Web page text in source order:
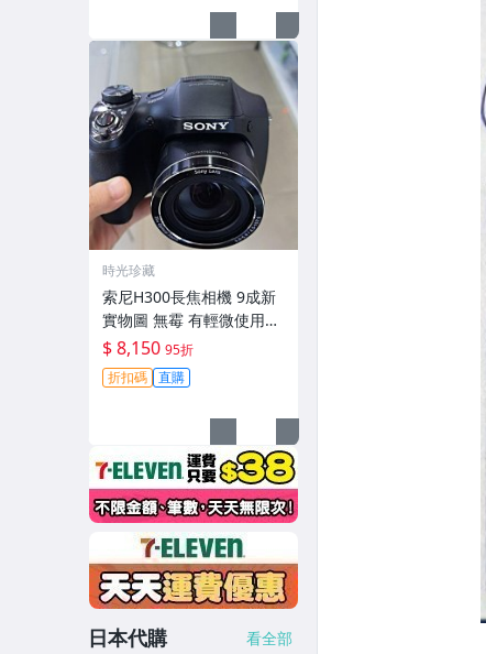
時光珍藏
索尼H300長焦相機 9成新
實物圖 無霉 有輕微使用痕
跡 機身鏡頭原裝 無拆修無
翻新-3430
$ 8,150 95折
折扣碼 直購
日本代購 看全部